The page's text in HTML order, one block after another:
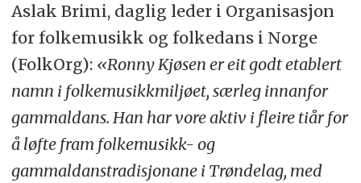
Aslak Brimi, daglig leder i Organisasjon
for folkemusikk og folkedans i Norge
(FolkOrg): «Ronny Kjøsen er eit godt etablert
namn i folkemusikkmiljøet, særleg innanfor
gammaldans. Han har vore aktiv i fleire tiår for
å løfte fram folkemusikk- og
gammaldanstradisjonane i Trøndelag, med